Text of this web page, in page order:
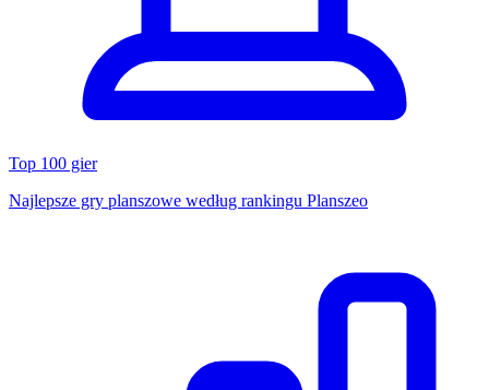
Top 100 gier
Najlepsze gry planszowe według rankingu Planszeo